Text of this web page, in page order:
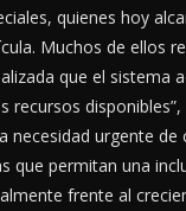
quienes hoy
Muchos de ellos
que el sistema
recursos disponibles”,
necesidad urgente de
que permitan una
frente al